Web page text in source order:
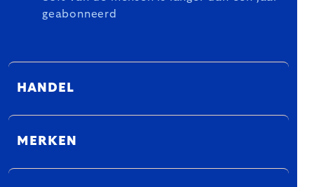
geabonneerd
HANDEL
MERKEN